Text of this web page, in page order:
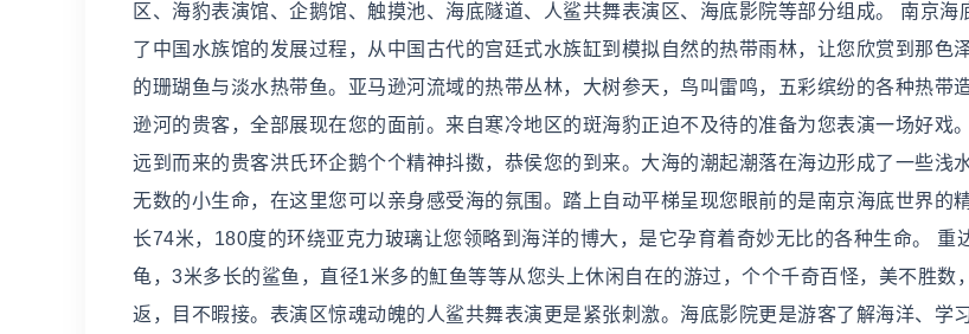
区、海豹表演馆、企鹅馆、触摸池、海底隧道、人鲨共舞表演区、海底影院等部分组成。 南京海
了中国水族馆的发展过程，从中国古代的宫廷式水族缸到模拟自然的热带雨林，让您欣赏到那色
的珊瑚鱼与淡水热带鱼。亚马逊河流域的热带丛林，大树参天，鸟叫雷鸣，五彩缤纷的各种热带
逊河的贵客，全部展现在您的面前。来自寒冷地区的斑海豹正迫不及待的准备为您表演一场好戏
远到而来的贵客洪氏环企鹅个个精神抖擞，恭侯您的到来。大海的潮起潮落在海边形成了一些浅
无数的小生命，在这里您可以亲身感受海的氛围。踏上自动平梯呈现您眼前的是南京海底世界的
长74米，180度的环绕亚克力玻璃让您领略到海洋的博大，是它孕育着奇妙无比的各种生命。 重
龟，3米多长的鲨鱼，直径1米多的魟鱼等等从您头上休闲自在的游过，个个千奇百怪，美不胜数
返，目不暇接。表演区惊魂动魄的人鲨共舞表演更是紧张刺激。海底影院更是游客了解海洋、学